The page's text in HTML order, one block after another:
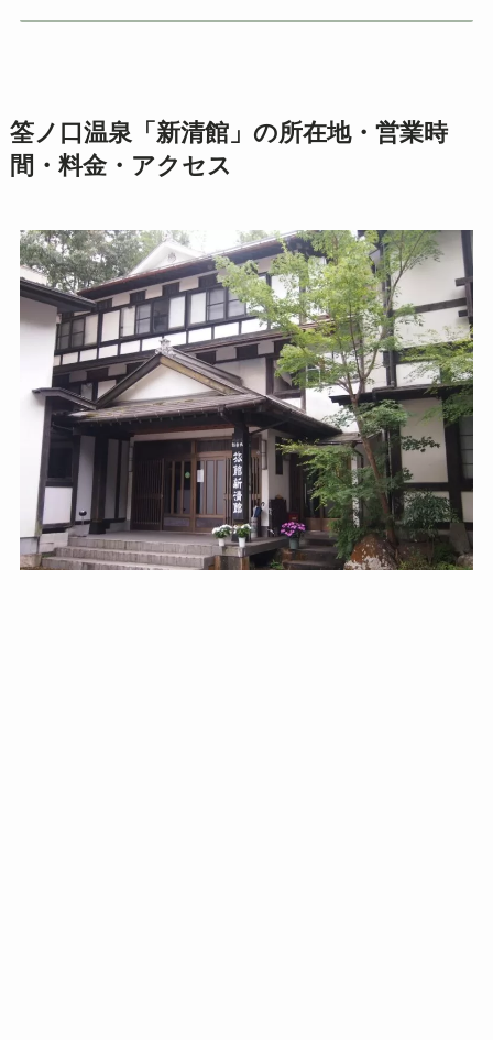
筌ノ口温泉「新清館」の所在地・営業時
間・料金・アクセス